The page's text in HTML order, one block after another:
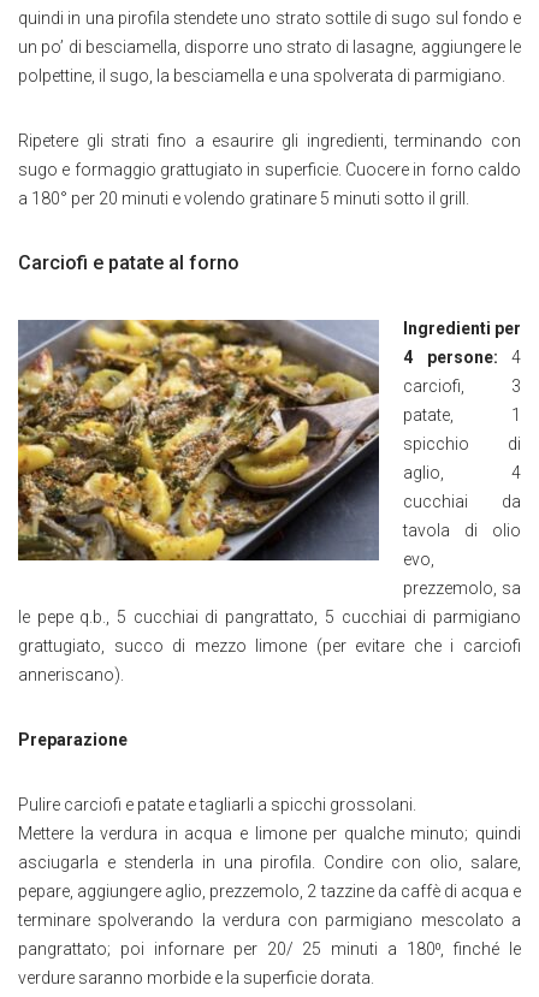
quindi in una pirofila stendete uno strato sottile di sugo sul fondo e
un po’ di besciamella, disporre uno strato di lasagne, aggiungere le
polpettine, il sugo, la besciamella e una spolverata di parmigiano.
Ripetere gli strati fino a esaurire gli ingredienti, terminando con
sugo e formaggio grattugiato in superficie. Cuocere in forno caldo
a 180° per 20 minuti e volendo gratinare 5 minuti sotto il grill.
Carciofi e patate al forno
Ingredienti per
4 persone: 4
carciofi, 3
patate, 1
spicchio di
aglio, 4
cucchiai da
tavola di olio
evo,
prezzemolo, sa
le pepe q.b., 5 cucchiai di pangrattato, 5 cucchiai di parmigiano
grattugiato, succo di mezzo limone (per evitare che i carciofi
anneriscano).
Preparazione
Pulire carciofi e patate e tagliarli a spicchi grossolani.
Mettere la verdura in acqua e limone per qualche minuto; quindi
asciugarla e stenderla in una pirofila. Condire con olio, salare,
pepare, aggiungere aglio, prezzemolo, 2 tazzine da caffè di acqua e
terminare spolverando la verdura con parmigiano mescolato a
pangrattato; poi infornare per 20/ 25 minuti a 180⁰, finché le
verdure saranno morbide e la superficie dorata.